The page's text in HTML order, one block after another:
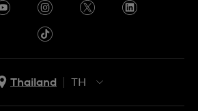
Thailand
TH